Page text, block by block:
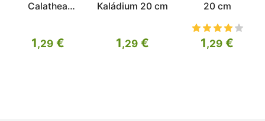
Calathea
1,29€
Kaládium 20 cm
1,29€
20 cm
1,29 €